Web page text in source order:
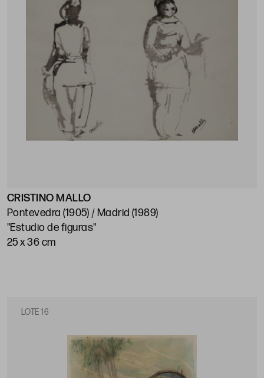
CRISTINO MALLO
Pontevedra (1905) / Madrid (1989)
"Estudio de figuras"
25 x 36 cm
LOTE 16